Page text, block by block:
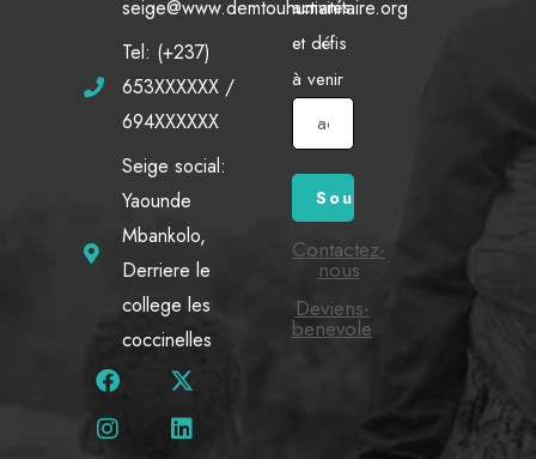
seige@www.demtouhumanitaire.org
Tel: (+237)
653XXXXXX /
694XXXXXX
Seige social:
Yaounde
Mbankolo,
Derriere le
college les
coccinelles
activités
et défis
à venir
Contactez-
nous
Deviens-
benevole